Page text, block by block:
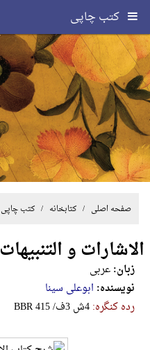
کتب چاپی
صفحه اصلی / کتابخانه /کتب چاپی
الاشارات و التنبیهات
زبان:عربی
نویسنده: ابوعلی سینا
رده کنگره:‎B‎B‎R‎ ‎4‎1‎5‎ ‎/‎ف‎3‎ ‎ش‎4